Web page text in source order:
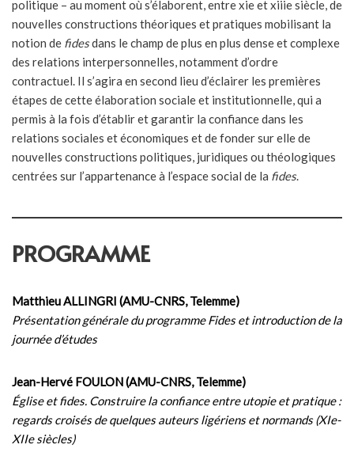
politique – au moment où s’élaborent, entre xie et xiiie siècle, de
nouvelles constructions théoriques et pratiques mobilisant la
notion de fidesdans le champ de plus en plus dense et complexe
des relations interpersonnelles, notamment d’ordre
contractuel. Il s’agira en second lieu d’éclairer les premières
étapes de cette élaboration sociale et institutionnelle, qui a
permis à la fois d’établir et garantir la confiance dans les
relations sociales et économiques et de fonder sur elle de
nouvelles constructions politiques, juridiques ou théologiques
centrées sur l’appartenance à l’espace social de la fides.
PROGRAMME
Matthieu ALLINGRI (AMU-CNRS, Telemme)
Présentation générale du programme Fides et introduction de la
journée d’études
Jean-Hervé FOULON (AMU-CNRS, Telemme)
Église et fides. Construire la confiance entre utopie et pratique :
regards croisés de quelques auteurs ligériens et normands (XIe-
XIIe siècles)